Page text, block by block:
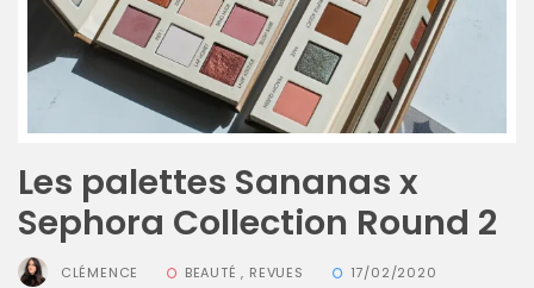
11/04/2026
Les palettes Sananas x
Sephora Collection Round 2
CLÉMENCE BEAUTÉ , REVUES 17/02/2020